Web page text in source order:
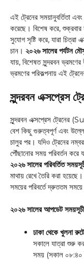
এই ট্রেনের সময়ানুবর্তিতা
করেছে। বিশেষ করে, শুক্রবার
সুযোগ সৃষ্টি করে, যারা চিত্রা
চান। ২০২৬ সালের পর্যটন
যায়, বিশেষত সুন্দরবন
ভ্রমণের পরিকল্পনায় এই
সুন্দরবন এক্সপ্রেস
সুন্দরবন এক্সপ্রেস
বেশ কিছু গুরুত্বপূর্ণ এবং
চালুর পর। যদিও ট্রেনের
পৌঁছানোর সময় পরিবর্তন করে
২০২৬ সালের পরিবর্তিত
মাথায় রেখে তৈরি করা
সময়ের পরিবর্তে দ্রুততম
২০২৬ সালের আপডেট সময়সূচী
ঢাকা থেকে খুলনা
সকালে যাত্রা শুরু
সময় (সকাল ০৮:৪০